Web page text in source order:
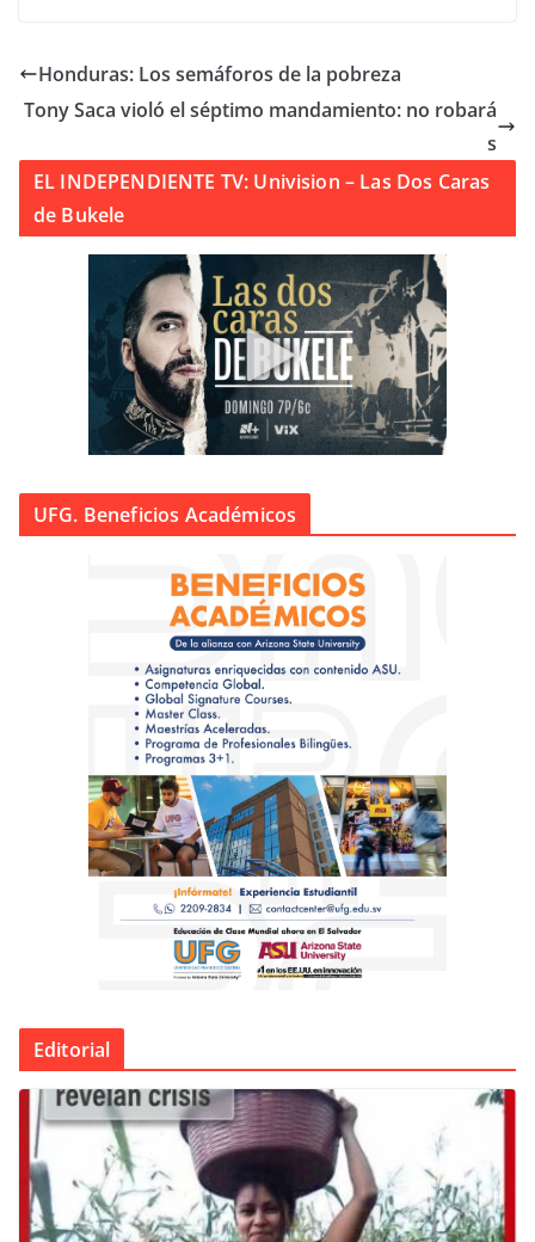
Honduras: Los semáforos de la pobreza
Tony Saca violó el séptimo mandamiento: no robará
s
EL INDEPENDIENTE TV: Univision – Las Dos Caras
de Bukele
UFG. Beneficios Académicos
Editorial